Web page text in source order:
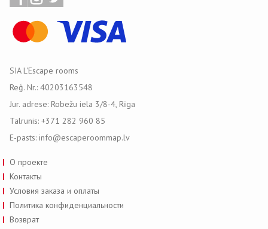
SIA L'Escape rooms
Reģ. Nr.: 40203163548
Jur. adrese: Robežu iela 3/8-4, Rīga
Talrunis: +371 282 960 85
E-pasts: info@escaperoommap.lv
О проекте
Контакты
Условия заказа и оплаты
Политика конфиденциальности
Возврат